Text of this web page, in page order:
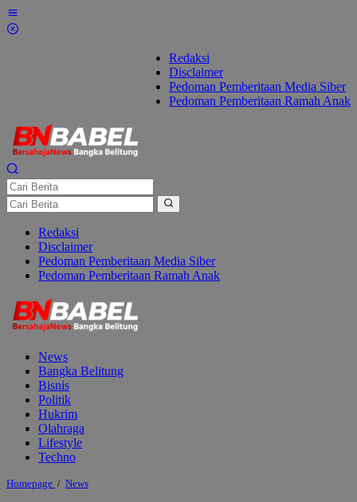
Lewati
ke
Redaksi
Disclaimer
Pedoman Pemberitaan Media Siber
Pedoman Pemberitaan Ramah Anak
Redaksi
Disclaimer
Pedoman Pemberitaan Media Siber
Pedoman Pemberitaan Ramah Anak
News
Bangka Belitung
Bisnis
Politik
Hukrim
Olahraga
Lifestyle
Techno
Homepage / NewsTepi